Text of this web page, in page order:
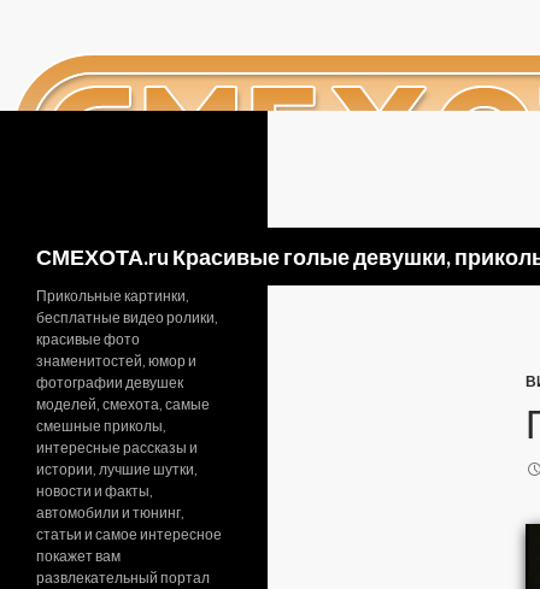
СМЕХОТА.ru Красивые голые девушки,
Прикольные картинки,
бесплатные видео ролики,
красивые фото
знаменитостей, юмор и
фотографии девушек
моделей, смехота, самые
смешные приколы,
интересные рассказы и
истории, лучшие шутки,
новости и факты,
автомобили и тюнинг,
статьи и самое интересное
покажет вам
развлекательный портал